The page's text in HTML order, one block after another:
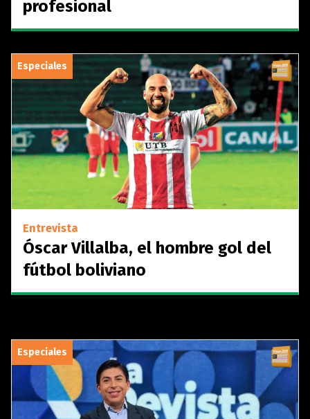
profesional
Especiales
Entrevista
Óscar Villalba, el hombre gol del
fútbol boliviano
Especiales